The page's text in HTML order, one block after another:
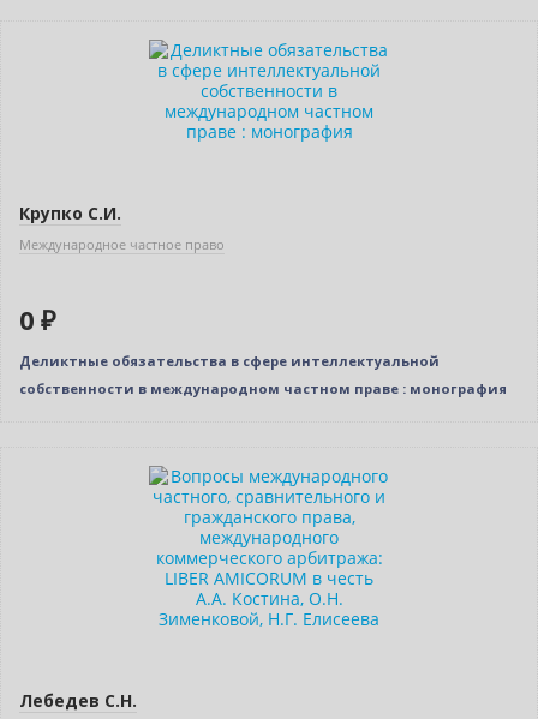
Крупко С.И.
Международное частное право
0 ₽
Деликтные обязательства в сфере интеллектуальной
собственности в международном частном праве : монография
Лебедев С.Н.